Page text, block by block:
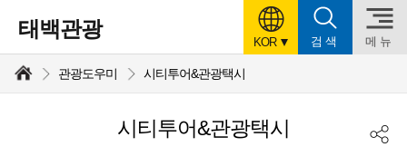
태백관광
어
설
정
KOR 검색 메뉴
관광도우미 시티투어&관광택시
시티투어&관광택시